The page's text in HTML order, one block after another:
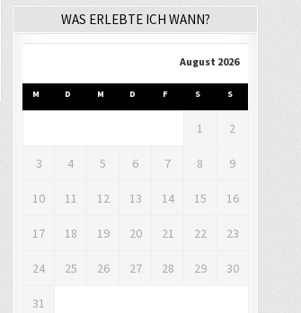
WAS ERLEBTE ICH WANN?
August 2026
M D M D F S S
1 2
3 4 5 6 7 8 9
10 11 12 13 14 15 16
17 18 19 20 21 22 23
24 25 26 27 28 29 30
31